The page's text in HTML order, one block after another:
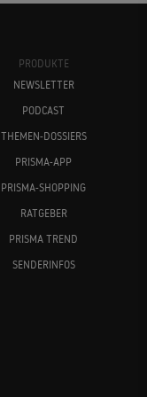
PRODUKTE
NEWSLETTER
PODCAST
THEMEN-DOSSIERS
PRISMA-APP
PRISMA-SHOPPING
RATGEBER
PRISMA TREND
SENDERINFOS